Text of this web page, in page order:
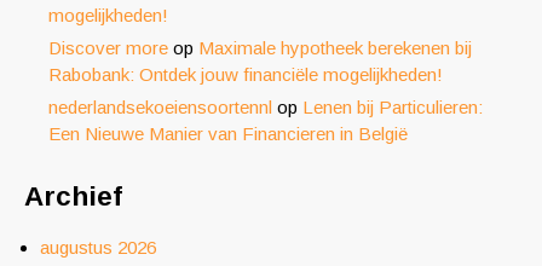
mogelijkheden!
Discover more op Maximale hypotheek berekenen bij
Rabobank: Ontdek jouw financiële mogelijkheden!
nederlandsekoeiensoortennl op Lenen bij Particulieren:
Een Nieuwe Manier van Financieren in België
Archief
augustus 2026